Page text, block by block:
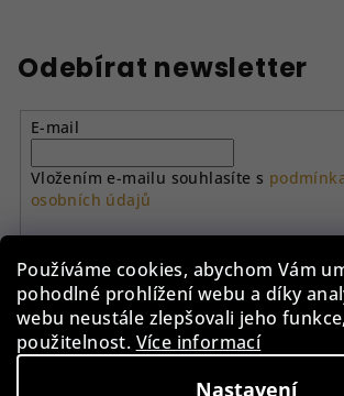
Používáme cookies, abychom Vám
pohodlné prohlížení webu a díky
webu neustále zlepšovali jeho
použitelnost. Více informací
Nastavení
Odebírat newsletter
E-mail
Vložením e-mailu souhlasíte s
osobních údajů
Přihlásit se
á